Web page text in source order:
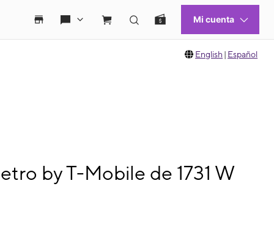
English | Español
by T-Mobile de 1731 W